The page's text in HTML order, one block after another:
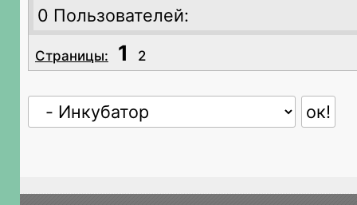
0 Пользователей:
Страницы: 1 2